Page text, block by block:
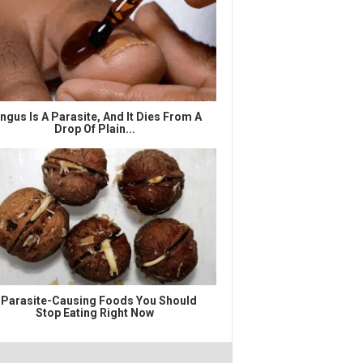
Is A Parasite, And It Dies From A
Drop Of Plain...
Causing Foods You Should
Stop Eating Right Now